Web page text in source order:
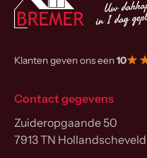
Klanten geven ons een10
Contact gegevens
Zuideropgaande 50
7913 TN Hollandscheveld